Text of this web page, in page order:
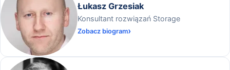
Łukasz Grzesiak
Konsultant rozwiązań Storage
Zobacz biogram